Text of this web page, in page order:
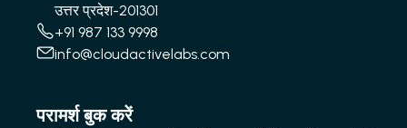
उत्तर प्रदेश-201301
+91 987 133 9998
info@cloudactivelabs.com
परामर्श बुक करें